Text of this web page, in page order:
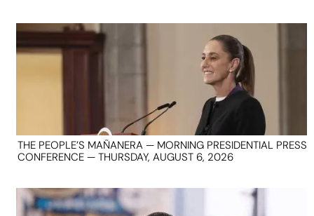
THE PEOPLE’S MAÑANERA — MORNING PRESIDENTIAL PRESS
CONFERENCE — THURSDAY, AUGUST 6, 2026